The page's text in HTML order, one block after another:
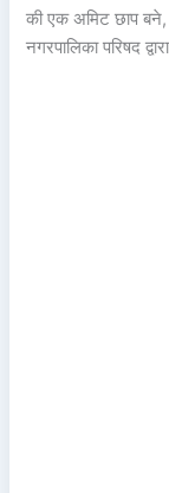
की एक अमिट छाप बने,
नगरपालिका परिषद